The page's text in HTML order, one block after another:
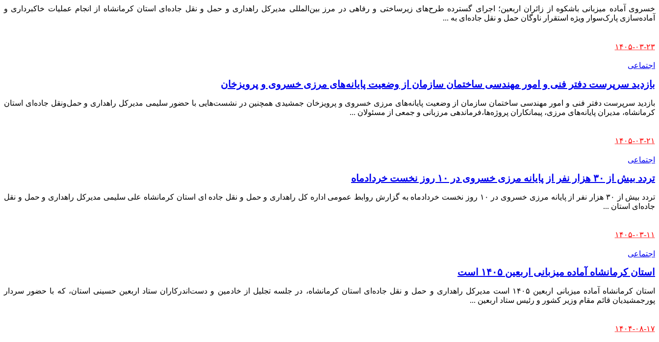
خسروی آماده میزبانی باشکوه از زائران اربعین؛ اجرای گسترده طرح‌های زیرساختی و رفاهی در مرز بین‌المللی مدیرکل راهداری و حمل‌ و نقل جاده‌ای استان کرمانشاه از انجام عملیات خاکبرداری و
آماده‌سازی پارک‌سوار ویژه استقرار ناوگان حمل‌ و نقل جاده‌ای به ...
by
۱۴۰۵-۰۳-۲۳
اجتماعی
بازدید سرپرست دفتر فنی و امور مهندسی ساختمان سازمان از وضعیت پایانه‌های مرزی خسروی و پرویزخان
بازدید سرپرست دفتر فنی و امور مهندسی ساختمان سازمان از وضعیت پایانه‌های مرزی خسروی و پرویزخان ‌جمشیدی همچنین در نشست‌هایی با حضور سلیمی مدیرکل راهداری و حمل‌ونقل جاده‌ای استان
کرمانشاه، مدیران پایانه‌های مرزی، پیمانکاران پروژه‌ها،فرماندهی مرزبانی و جمعی از مسئولان ...
by
۱۴۰۵-۰۳-۲۱
اجتماعی
تردد بیش از ۳۰ هزار نفر از پایانه مرزی خسروی در ۱۰ روز نخست خردادماه
تردد بیش از ۳۰ هزار نفر از پایانه مرزی خسروی در ۱۰ روز نخست خردادماه به گزارش روابط عمومی اداره کل راهداری و حمل و نقل جاده ای استان کرمانشاه علی سلیمی مدیرکل راهداری و حمل‌ و نقل
جاده‌ای استان ...
by
۱۴۰۵-۰۳-۱۱
اجتماعی
استان کرمانشاه آماده میزبانی اربعین ۱۴۰۵ است
استان کرمانشاه آماده میزبانی اربعین ۱۴۰۵ است مدیرکل راهداری و حمل‌ و نقل جاده‌ای استان کرمانشاه، در جلسه تجلیل از خادمین و دست‌اندرکاران ستاد اربعین حسینی استان، که با حضور سردار
پورجمشیدیان قائم مقام وزیر کشور و رئیس ستاد اربعین ...
by
۱۴۰۴-۰۸-۱۷